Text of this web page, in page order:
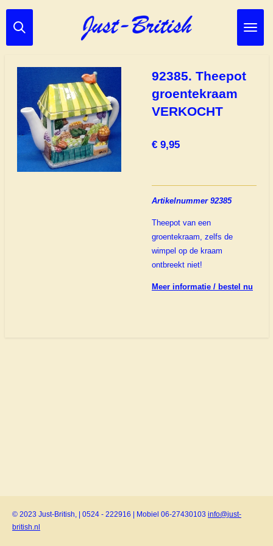
Ga
direct
hoofdinhoud
92385. Theepot
groentekraam
VERKOCHT
€ 9,95
Artikelnummer 92385
Theepot van een
groentekraam, zelfs de
wimpel op de kraam
ontbreekt niet!
Meer informatie / bestel nu
© 2023 Just-British, | 0524 - 222916 | Mobiel 06-27430103 info@just-
british.nl